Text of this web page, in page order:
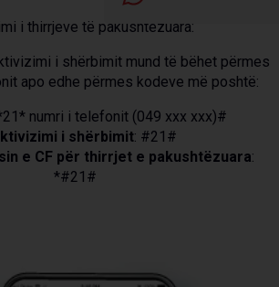
i thirrjeve të pakushtëzuara:
i shërbimit mund të bëhet përmes
apo edhe përmes kodeve më poshtë:
numri i telefonit (049 xxx xxx)#
i shërbimit: #21#
e CF për thirrjet e pakushtëzuara:
*#21#